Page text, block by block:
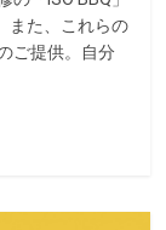
また、これらの
ご提供。自分